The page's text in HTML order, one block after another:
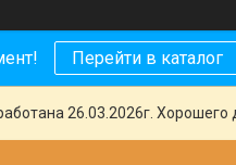
Перейти в каталог
26.03.2026г. Хорошего